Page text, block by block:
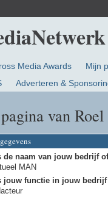
Media Awards Mijn
Adverteren &
van
de naam van jouw bedrijf
MAN
jouw functie in jouw